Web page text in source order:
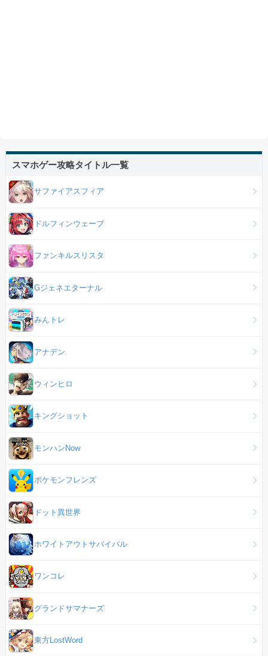
スマホゲー攻略タイトル一覧
サファイアスフィア
ドルフィンウェーブ
ファンキルスリスタ
Gジェネエターナル
みんトレ
アナデン
ウィンヒロ
キングショット
モンハンNow
ポケモンフレンズ
ドット異世界
ホワイトアウトサバイバル
ワンコレ
グランドサマナーズ
東方LostWord